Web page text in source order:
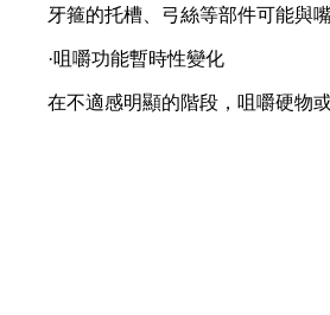
牙箍的托槽、弓絲等部件可能與嘴
·咀嚼功能暫時性變化
在不適感明顯的階段，咀嚼硬物或